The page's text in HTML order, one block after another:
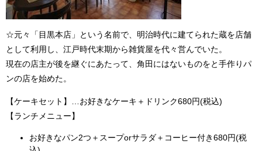
☆元々「目黒本店」という名前で、明治時代に建てられた蔵を店舗
として利用し、江戸時代末期から雑貨屋を代々営んでいた。
現在の店主が後を継ぐにあたって、角田にはないものをと手作りパ
ンの店を始めた。
【ケーキセット】…お好きなケーキ＋ドリンク680円(税込)
【ランチメニュー】
お好きなパン2つ＋スープorサラダ＋コーヒー付き680円(税